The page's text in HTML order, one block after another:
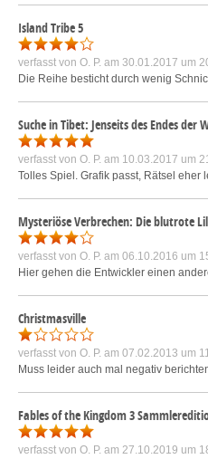
Island Tribe 5
verfasst von O. P. am 30.01.2017 um
Die Reihe besticht durch wenig
Suche in Tibet: Jenseits des Endes der
verfasst von O. P. am 10.03.2017 um
Tolles Spiel. Grafik passt, Rätsel
Mysteriöse Verbrechen: Die blutrote
verfasst von O. P. am 06.10.2016 um
Hier gehen die Entwickler einen
Christmasville
verfasst von O. P. am 07.02.2013 um
Muss leider auch mal negativ
Fables of the Kingdom 3
verfasst von O. P. am 27.10.2019 um